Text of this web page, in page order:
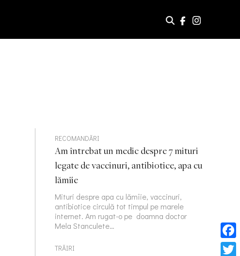
RECOMANDĂRI
Am întrebat un medic despre 7 mituri
legate de vaccinuri, antibiotice, apa cu
lămîie
Mituri despre apa cu lămîie, vaccinuri,
antibiotice circulă tot timpul pe marele
internet. Am rugat-o pe doamna doctor
Mela Stanculete…
TRĂIRI